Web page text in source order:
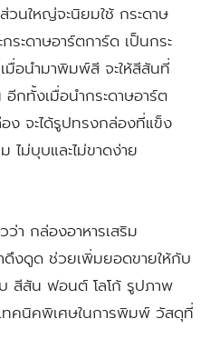
วนใหญ่จะนิยมใช้ กระดาษ
ระดาษอาร์ตการ์ด เป็นกระ
อนำมาพิมพ์สี จะให้สีสันที่
กทั้งเมื่อนำกระดาษอาร์ต
ง จะได้รูปทรงกล่องที่แข็ง
ม่บุบและไม่ขาดง่าย
า กล่องอาหารเสริม
ดึงดูด ช่วยเพิ่มยอดขายให้กับ
สีสัน ฟอนต์ โลโก้ รูปภาพ
คนิคพิเศษในการพิมพ์ วัสดุที่